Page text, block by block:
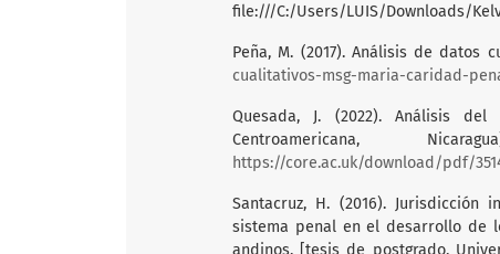
file:///C:/Users/LUIS/Downloads/
Peña, M. (2017). Análisis de datos
cualitativos-msg-maria-caridad-
Quesada, J. (2022). Análisis
Centroamericana,
https://core.ac.uk/download/pdf/
Santacruz, H. (2016).
sistema penal en el desarrollo de